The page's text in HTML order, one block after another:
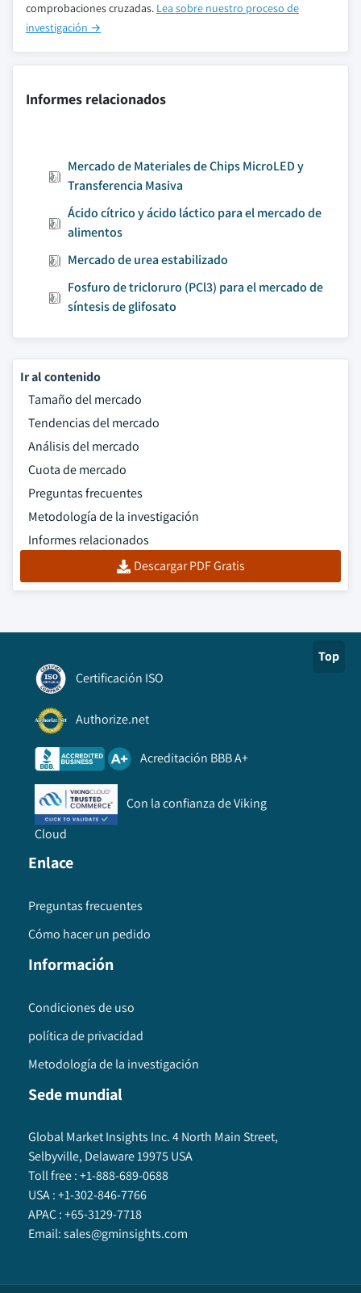
comprobaciones cruzadas. Lea sobre nuestro proceso de
investigación →
Informes relacionados
Mercado de Materiales de Chips MicroLED y
Transferencia Masiva
Ácido cítrico y ácido láctico para el mercado de
alimentos
Mercado de urea estabilizado
Fosfuro de tricloruro (PCl3) para el mercado de
síntesis de glifosato
Ir al contenido
Tamaño del mercado
Tendencias del mercado
Análisis del mercado
Cuota de mercado
Preguntas frecuentes
Metodología de la investigación
Informes relacionados
Descargar PDF Gratis
Top
Certificación ISO
Authorize.net
Acreditación BBB A+
Con la confianza de Viking
Cloud
Enlace
Preguntas frecuentes
Cómo hacer un pedido
Información
Condiciones de uso
política de privacidad
Metodología de la investigación
Sede mundial
Global Market Insights Inc. 4 North Main Street,
Selbyville, Delaware 19975 USA
Toll free :+1-888-689-0688
USA :+1-302-846-7766
APAC :+65-3129-7718
Email:sales@gminsights.com